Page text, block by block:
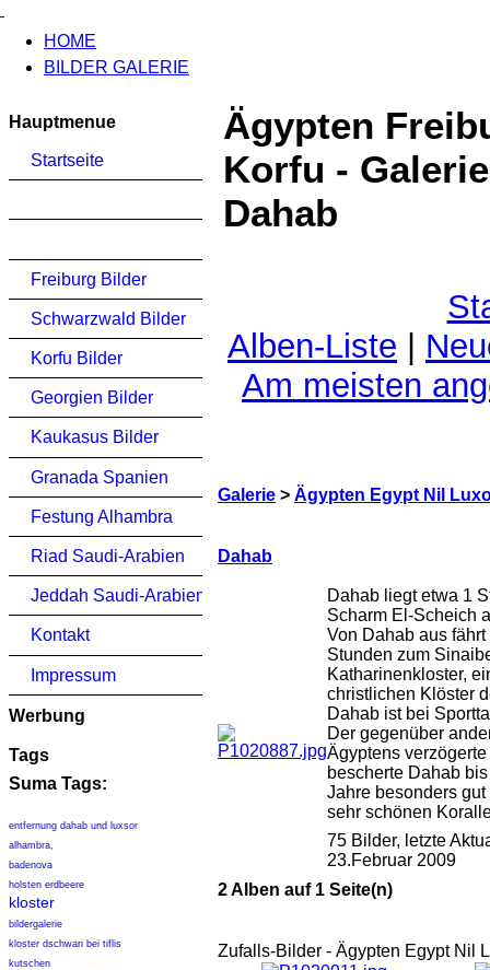
HOME
BILDER GALERIE
Hauptmenue
Startseite
Freiburg Bilder
Schwarzwald Bilder
Korfu Bilder
Georgien Bilder
Kaukasus Bilder
Granada Spanien
Festung Alhambra
Riad Saudi-Arabien
Jeddah Saudi-Arabien
Kontakt
Impressum
Werbung
Tags
Suma Tags:
entfernung dahab und luxsor
alhambra,
badenova
holsten erdbeere
kloster
bildergalerie
kloster dschwari bei tiflis
kutschen
Ägypten
Korfu -
Dahab
Alben-Liste
Am meisten
Galerie > Ägypten Egypt Nil
Dahab
Dahab liegt etwa 1
Scharm El-Scheich
Von Dahab aus
Stunden zum
Katharinenkloster,
christlichen Klöster
Dahab ist bei
Der gegenüber
Ägyptens
bescherte Dahab
Jahre besonders
sehr schönen
75 Bilder, letzte
23.Februar 2009
2 Alben auf 1 Seite(n)
Zufalls-Bilder - Ägypten Egypt Nil